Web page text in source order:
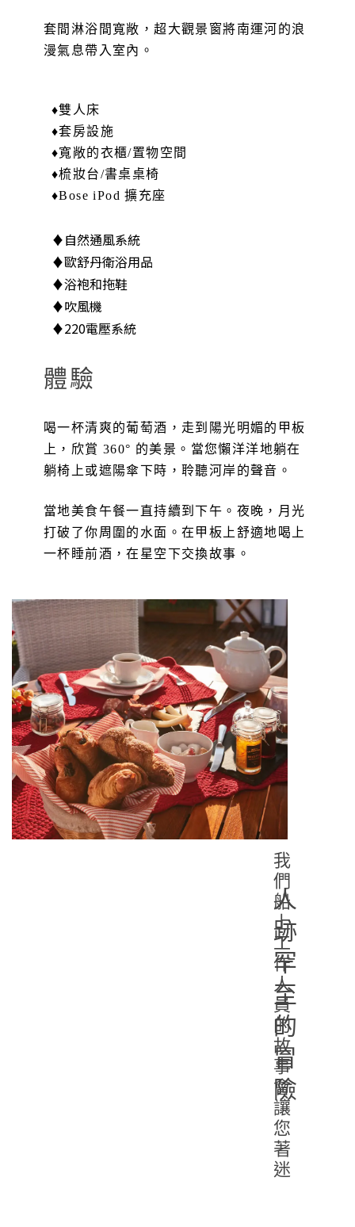
套間淋浴間寬敞，超大觀景窗將南運河的浪
漫氣息帶入室內。
♦雙人床
♦套房設施
♦寬敞的衣櫃/置物空間
♦梳妝台/書桌桌椅
♦Bose iPod 擴充座
♦自然通風系統
♦歐舒丹衛浴用品
♦浴袍和拖鞋
♦吹風機
♦220電壓系統
體驗
喝一杯清爽的葡萄酒，走到陽光明媚的甲板
上，欣賞 360° 的美景。當您懶洋洋地躺在
躺椅上或遮陽傘下時，聆聽河岸的聲音。
當地美食午餐一直持續到下午。夜晚，月光
打破了你周圍的水面。在甲板上舒適地喝上
一杯睡前酒，在星空下交換故事。
人
跡
罕
至
的
冒
險
我
們
船
上
工
作
人
員
的
故
事
會
讓
您
著
迷